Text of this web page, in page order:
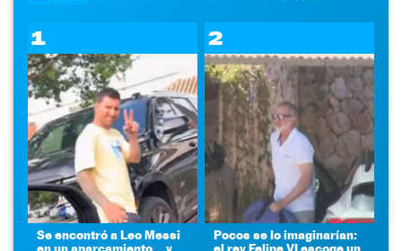
1
Se encontró a Leo Messi
en un aparcamiento... y
2
Pocos se lo imaginarían:
el rey Felipe VI escoge un